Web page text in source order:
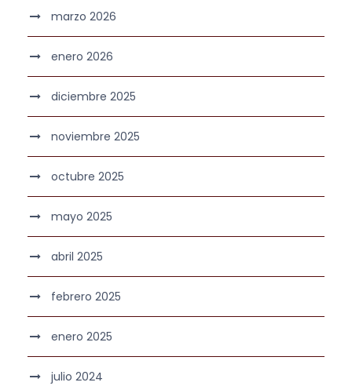
marzo 2026
enero 2026
diciembre 2025
noviembre 2025
octubre 2025
mayo 2025
abril 2025
febrero 2025
enero 2025
julio 2024